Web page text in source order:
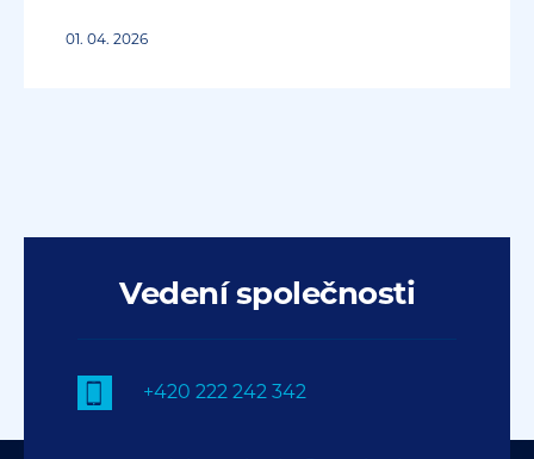
01. 04. 2026
Vedení společnosti
+420 222 242 342